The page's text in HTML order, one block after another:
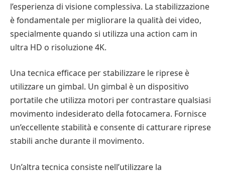
l’esperienza di visione complessiva. La stabilizzazione
è fondamentale per migliorare la qualità dei video,
specialmente quando si utilizza una action cam in
ultra HD o risoluzione 4K.
Una tecnica efficace per stabilizzare le riprese è
utilizzare un gimbal. Un gimbal è un dispositivo
portatile che utilizza motori per contrastare qualsiasi
movimento indesiderato della fotocamera. Fornisce
un’eccellente stabilità e consente di catturare riprese
stabili anche durante il movimento.
Un’altra tecnica consiste nell’utilizzare la